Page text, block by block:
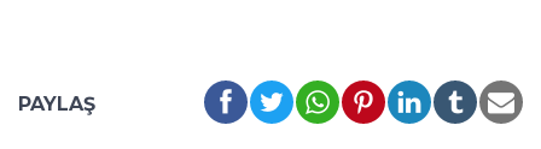
PAYLAŞ